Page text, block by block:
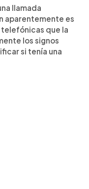
llamada
aparentemente es
que la
los signos
si tenía una